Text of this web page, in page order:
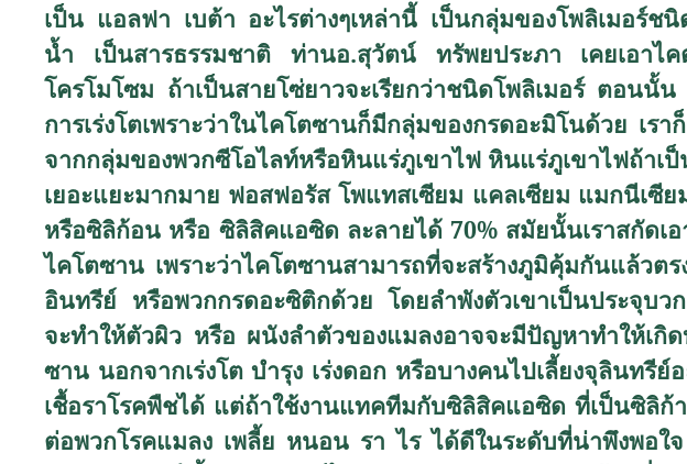
เป็น แอลฟา เบต้า อะไรต่างๆเหล่านี้ เป็นกลุ่มของโพลิเมอร์ช
น้ำ เป็นสารธรรมชาติ ท่านอ.สุวัตน์ ทรัพยประภา เคยเอา
โครโมโซม ถ้าเป็นสายโซ่ยาวจะเรียกว่าชนิดโพลิเมอร์ ตอนนั้
การเร่งโตเพราะว่าในไคโตซานก็มีกลุ่มของกรดอะมิโนด้วย เ
จากกลุ่มของพวกซีโอไลท์หรือหินแร่ภูเขาไฟ หินแร่ภูเขาไฟถ้าเ
เยอะแยะมากมาย ฟอสฟอรัส โพแทสเซียม แคลเซียม แมกนีเซี
หรือซิลิก้อน หรือ ซิลิสิคแอซิด ละลายได้ 70% สมัยนั้นเราสกัดเ
ไคโตซาน เพราะว่าไคโตซานสามารถที่จะสร้างภูมิคุ้มกันแล้วต
อินทรีย์ หรือพวกกรดอะซิติกด้วย โดยลำพังตัวเขาเป็นประจุบ
จะทำให้ตัวผิว หรือ ผนังลำตัวของแมลงอาจจะมีปัญหาทำให้เกิ
ซาน นอกจากเร่งโต บำรุง เร่งดอก หรือบางคนไปเลี้ยงจุลินทรี
เชื้อราโรคพืชได้ แต่ถ้าใช้งานแทคทีมกับซิลิสิคแอซิด ที่เป็นซิลิ
ต่อพวกโรคแมลง เพลี้ย หนอน รา ไร ได้ดีในระดับที่น่าพึงพอใจ